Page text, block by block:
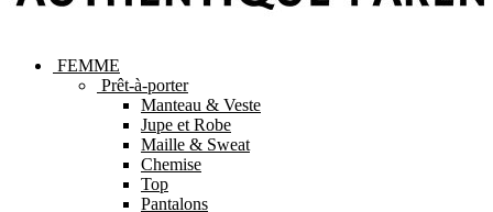
FEMME
Prêt-à-porter
Manteau & Veste
Jupe et Robe
Maille & Sweat
Chemise
Top
Pantalons